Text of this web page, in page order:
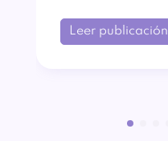
Leer publicación